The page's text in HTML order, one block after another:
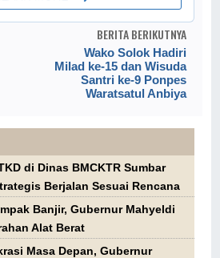
BERITA BERIKUTNYA
Wako Solok Hadiri
Milad ke-15 dan Wisuda
Santri ke-9 Ponpes
Waratsatul Anbiya
di Dinas BMCKTR Sumbar
Berjalan Sesuai Rencana
Banjir, Gubernur Mahyeldi
Alat Berat
Masa Depan, Gubernur